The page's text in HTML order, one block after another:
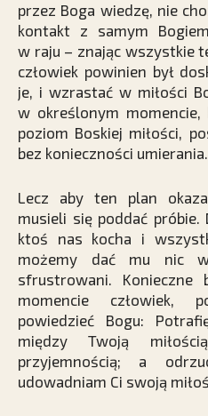
przez Boga wiedzę, nie
kontakt z samym
w raju – znając wszystkie
człowiek powinien był
je, i wzrastać w miłości
w określonym momencie,
poziom Boskiej miłości,
bez konieczności umierania.
Lecz aby ten plan
musieli się poddać próbie.
ktoś nas kocha i
możemy dać mu nic
sfrustrowani. Konieczne
momencie człowiek,
powiedzieć Bogu:
między Twoją
przyjemnością; a
udowadniam Ci swoją